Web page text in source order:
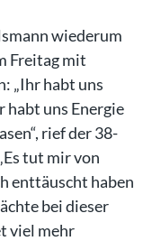
wiederum
Freitag mit
„Ihr habt uns
habt uns Energie
rief der 38-
tut mir von
enttäuscht haben
bei dieser
viel mehr